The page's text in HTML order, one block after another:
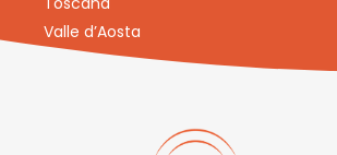
Valle d’Aosta